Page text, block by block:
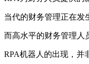
当代的财务管理正在发
而高水平的财务管理人
RPA机器人的出现，并